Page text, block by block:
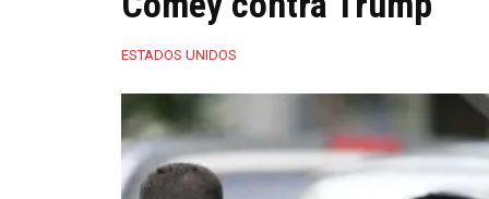
ESTADOS UNIDOS